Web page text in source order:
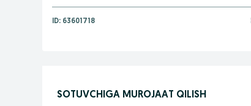
ID: 63601718
SOTUVCHIGA MUROJAAT QILISH